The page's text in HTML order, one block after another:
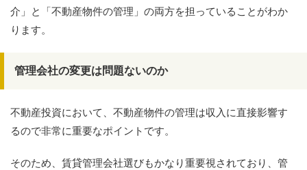
介」と「不動産物件の管理」の両方を担っていることがわか
ります。
管理会社の変更は問題ないのか
不動産投資において、不動産物件の管理は収入に直接影響す
るので非常に重要なポイントです。
そのため、賃貸管理会社選びもかなり重要視されており、管